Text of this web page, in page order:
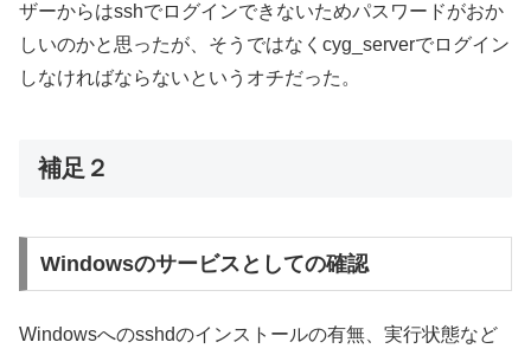
ザーからはsshでログインできないためパスワードがおか
しいのかと思ったが、そうではなくcyg_serverでログイン
しなければならないというオチだった。
補足２
Windowsのサービスとしての確認
Windowsへのsshdのインストールの有無、実行状態など